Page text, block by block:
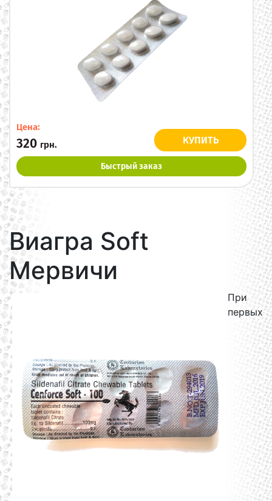
Цена:
320 грн. КУПИТЬ
Быстрый заказ
Виагра Soft
Мервичи
При
первых